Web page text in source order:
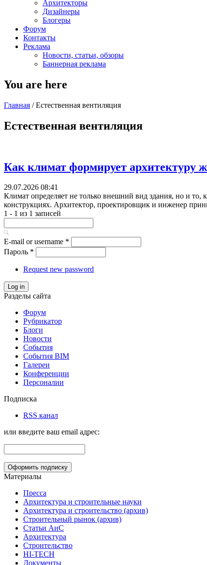
Архитекторы
Дизайнеры
Блогеры
Форум
Контакты
Реклама
Новости, статьи, обзоры
Баннерная реклама
You are here
Главная / Естественная вентиляция
Естественная вентиляция
Как климат формирует архитектуру
29.07.2026 08:41
Климат определяет не только внешний вид здания, но и то,
конструкциях. Архитектор, проектировщик и инженер
1 - 1 из 1 записей
E-mail or username *
Пароль *
Request new password
Log in
Разделы сайта
Форум
Рубрикатор
Блоги
Новости
События
События BIM
Галереи
Конференции
Персоналии
Подписка
RSS канал
или введите ваш email адрес:
Материалы
Пресса
Архитектура и строительные науки
Архитектура и строительство (архив)
Строительный рынок (архив)
Статьи АиС
Архитектура
Строительство
HI-TECH
Документы